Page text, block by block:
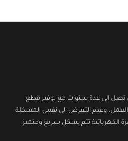
تصل الى عدة سنوات مع توفير قطع
العمل، وعدم التعرض الى نفس المشكلة
الكهربائية تتم بشكل سريع ومتميز.